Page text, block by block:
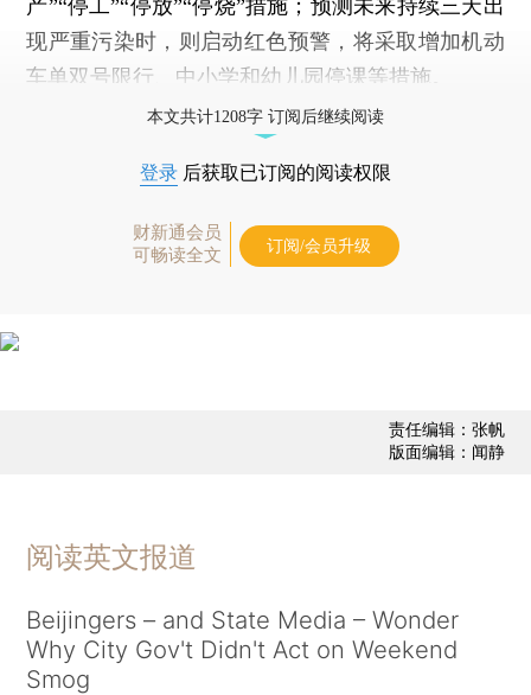
产”“停工”“停放”“停烧”措施；预测未来持续三天出
现严重污染时，则启动红色预警，将采取增加机动
车单双号限行、中小学和幼儿园停课等措施。
本文共计1208字 订阅后继续阅读
登录 后获取已订阅的阅读权限
财新通会员
可畅读全文
订阅/会员升级
责任编辑：张帆
版面编辑：闻静
阅读英文报道
Beijingers – and State Media – Wonder
Why City Gov't Didn't Act on Weekend
Smog